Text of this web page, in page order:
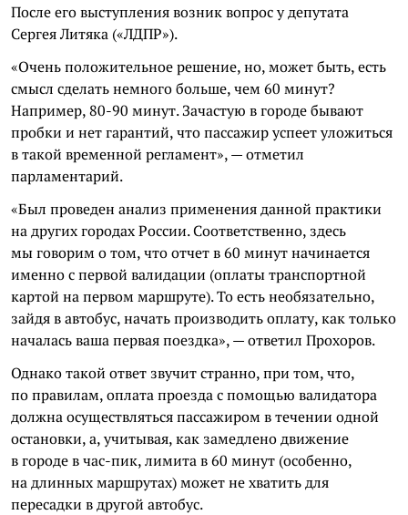
После его выступления возник вопрос у депутата
Сергея Литяка («ЛДПР»).
«Очень положительное решение, но, может быть, есть
смысл сделать немного больше, чем 60 минут?
Например, 80-90 минут. Зачастую в городе бывают
пробки и нет гарантий, что пассажир успеет уложиться
в такой временной регламент», — отметил
парламентарий.
«Был проведен анализ применения данной практики
на других городах России. Соответственно, здесь
мы говорим о том, что отчет в 60 минут начинается
именно с первой валидации (оплаты транспортной
картой на первом маршруте). То есть необязательно,
зайдя в автобус, начать производить оплату, как только
началась ваша первая поездка», — ответил Прохоров.
Однако такой ответ звучит странно, при том, что,
по правилам, оплата проезда с помощью валидатора
должна осуществляться пассажиром в течении одной
остановки, а, учитывая, как замедлено движение
в городе в час-пик, лимита в 60 минут (особенно,
на длинных маршрутах) может не хватить для
пересадки в другой автобус.